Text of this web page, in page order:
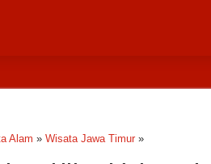
Alam » Wisata Jawa Timur »